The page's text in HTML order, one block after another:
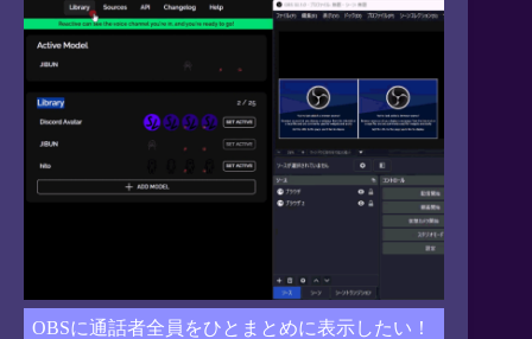
OBSに通話者全員をひとまとめに表示したい！